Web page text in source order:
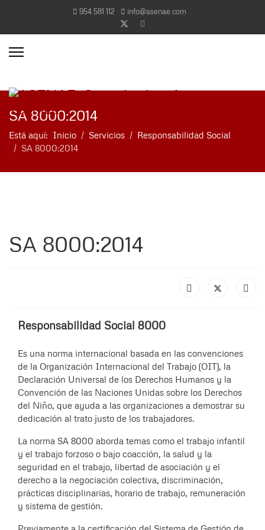
954 581 112 info@asenae.com
SA 8000:2014
Está aquí: Inicio Servicios
Responsabilidad Social
SA 8000:2014
SA 8000:2014
Responsabilidad Social 8000
Es una norma internacional basada en las convenciones
de la Organización Internacional del Trabajo (OIT), la
Declaración Universal de los Derechos Humanos y la
Convención de las Naciones Unidas sobre los Derechos
del Niño, que ayuda a las organizaciones a demostrar su
dedicación al trato justo de los trabajadores.
La norma SA 8000 aborda temas como el trabajo infantil
y el trabajo forzoso o bajo coacción, la salud y la
seguridad en el trabajo, libertad de asociación y el
derecho a la negociación colectiva, discriminación,
prácticas disciplinarias, horario de trabajo, remuneración
y sistema de gestión.